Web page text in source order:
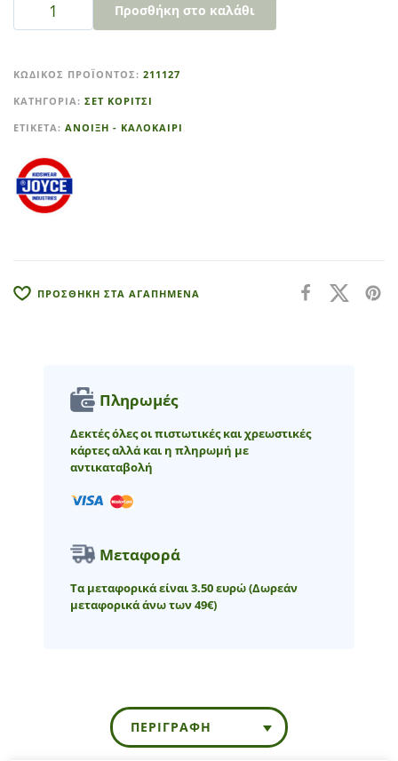
Προσθήκη στο καλάθι
t
e
r
a
t
ΚΩΔΙΚΌΣ ΠΡΟΪΌΝΤΟΣ: 211127
ΚΑΤΗΓΟΡΊΑ: ΣΕΤ ΚΟΡΙΤΣΙ
ΕΤΙΚΈΤΑ: ΑΝΟΙΞΗ - ΚΑΛΟΚΑΙΡΙ
ΠΡΟΣΘΗΚΗ ΣΤΑ ΑΓΑΠΗΜΕΝΑ
Πληρωμές
Δεκτές όλες οι πιστωτικές και χρεωστικές
κάρτες αλλά και η πληρωμή με
αντικαταβολή
Μεταφορά
Τα μεταφορικά είναι 3.50 ευρώ(Δωρεάν
μεταφορικά άνω των 49€)
ΠΕΡΙΓΡΑΦΉ